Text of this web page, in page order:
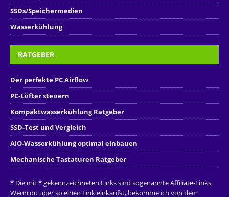
SSDs/Speichermedien
Wasserkühlung
RATGEBER
Der perfekte PC Airflow
PC-Lüfter steuern
Kompaktwasserkühlung Ratgeber
SSD-Test und Vergleich
AiO-Wasserkühlung optimal einbauen
Mechanische Tastaturen Ratgeber
* Die mit * gekennzeichneten Links sind sogenannte Affiliate-Links.
Wenn du über so einen Link einkaufst, bekomme ich von dem